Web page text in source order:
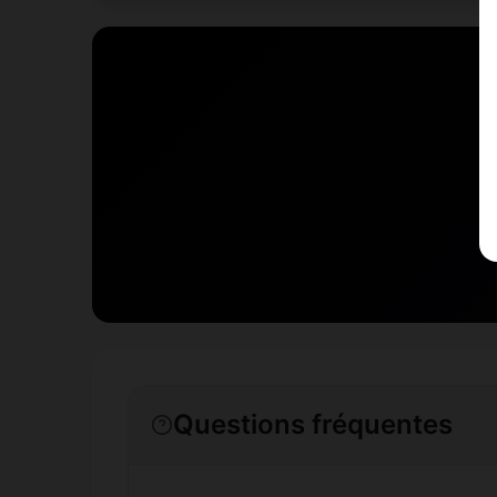
Questions fréquentes